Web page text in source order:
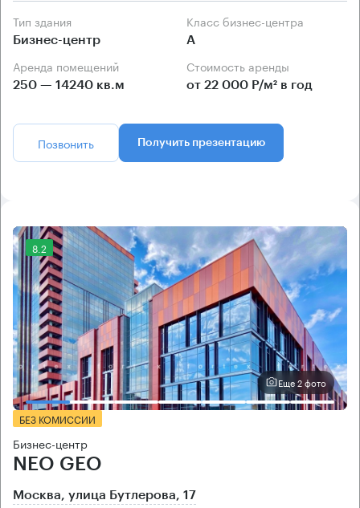
Тип здания
Бизнес-центр
Класс бизнес-центра
А
Аренда помещений
250 — 14240 кв.м
Стоимость аренды
от 22 000 Р/м² в год
Позвонить Получить презентацию
8.2
Еще 2 фото
БЕЗ КОМИССИИ
Бизнес-центр
NEO GEO
Москва, улица Бутлерова, 17